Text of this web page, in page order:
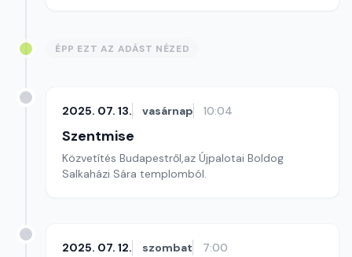
ÉPP EZT AZ ADÁST NÉZED
2025. 07. 13. vasárnap 10:04
Szentmise
Közvetítés Budapestről,az Újpalotai Boldog
Salkaházi Sára templomból.
2025. 07. 12. szombat 7:00